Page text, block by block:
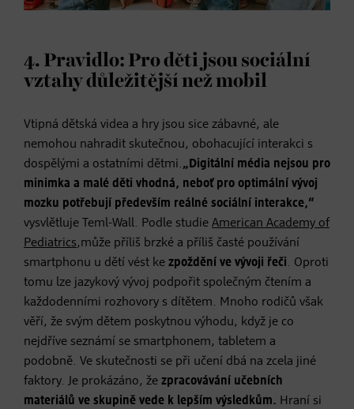
4. Pravidlo: Pro děti jsou sociální
vztahy důležitější než mobil
Vtipná dětská videa a hry jsou sice zábavné, ale
nemohou nahradit skutečnou, obohacující interakci s
dospělými a ostatními dětmi.„Digitální média nejsou pro
minimka a malé děti vhodná, neboť pro optimální vývoj
mozku potřebují především reálné sociální interakce,“
vysvlětluje Teml-Wall. Podle studie American Academy of
Pediatrics,může příliš brzké a příliš časté používání
smartphonu u dětí vést ke zpoždění ve vývoji řeči. Oproti
tomu lze jazykový vývoj podpořit společným čtením a
každodenními rozhovory s dítětem. Mnoho rodičů však
věří, že svým dětem poskytnou výhodu, když je co
nejdříve seznámí se smartphonem, tabletem a
podobně. Ve skutečnosti se při učení dbá na zcela jiné
faktory. Je prokázáno, že zpracovávání učebních
materiálů ve skupině vede k lepším výsledkům. Hraní si